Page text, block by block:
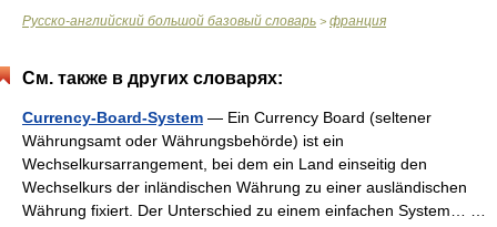
Русско-английский большой базовый словарь > франция
См. также в других словарях:
Currency-Board-System — Ein Currency Board (seltener
Währungsamt oder Währungsbehörde) ist ein
Wechselkursarrangement, bei dem ein Land einseitig den
Wechselkurs der inländischen Währung zu einer ausländischen
Währung fixiert. Der Unterschied zu einem einfachen System… …